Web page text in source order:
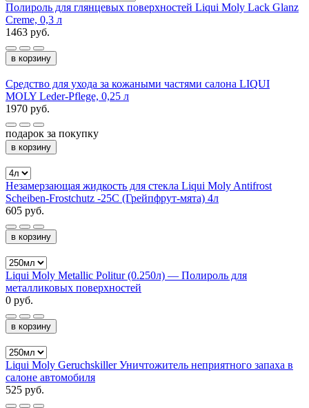
Полироль для глянцевых поверхностей Liqui Moly Lack Glanz
Creme, 0,3 л
1463 руб.
в корзину
Средство для ухода за кожаными частями салона LIQUI
MOLY Leder-Pflege, 0,25 л
1970 руб.
подарок за покупку
в корзину
Незамерзающая жидкость для стекла Liqui Moly Antifrost
Scheiben-Frostchutz -25С (Грейпфрут-мята) 4л
605 руб.
в корзину
Liqui Moly Metallic Politur (0.250л) — Полироль для
металликовых поверхностей
0 руб.
в корзину
Liqui Moly Geruchskiller Уничтожитель неприятного запаха в
салоне автомобиля
525 руб.